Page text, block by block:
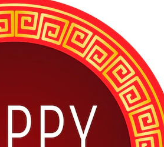
Sản phẩm
AI
Trình tạo video AI
Máy phát giọng nói
Bắt đầu
Academy
Tài liệu
Hỗ trợ
Điều khoản sử
Chính sách bảo